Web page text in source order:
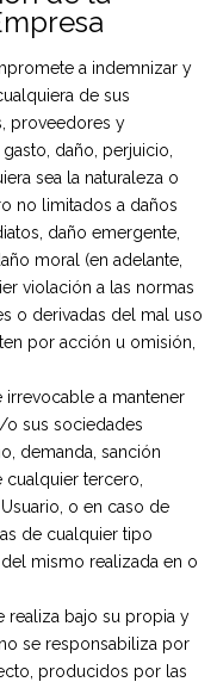
a indemnizar y
de sus
proveedores y
daño, perjuicio,
sea la naturaleza o
no limitados a daños
daño emergente,
moral (en adelante,
violación a las normas
o derivadas del mal uso
por acción u omisión,
irrevocable a mantener
o sus sociedades
demanda, sanción
tercero,
o en caso de
de cualquier tipo
mismo realizada en o
realiza bajo su propia y
se responsabiliza por
producidos por las